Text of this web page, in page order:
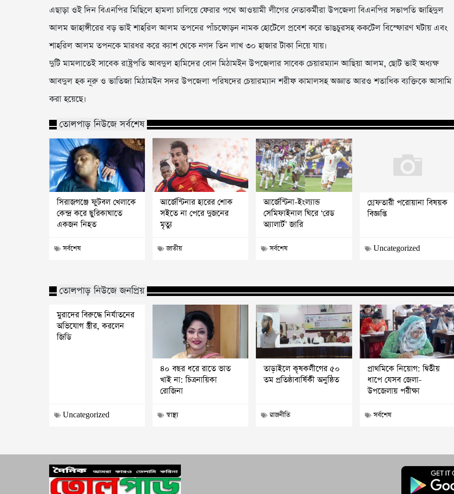
এছাড়া ওই দিন বিএনপির মিছিলে হামলা চালিয়ে ফেরার পথে আওয়ামী লীগের নেতাকর্মীরা উপজেলা বিএনপির সভাপতি জাহিদুল
আলম জাহাঙ্গীরের বড় ভাই শাহরিল আলম তপনের পাঁচফোড়ন নামক হোটেলে প্রবেশ করে ভাঙচুরসহ ককটেল বিস্ফোরণ ঘটায় এবং
শাহরিল আলম তপনকে মারধর করে ক্যাশ থেকে নগদ তিন লাখ ৩০ হাজার টাকা নিয়ে যায়।
দুটি মামলাতেই সাবেক রাষ্ট্রপতি আবদুল হামিদের বোন মিঠামইন উপজেলার সাবেক চেয়ারম্যান আছিয়া আলম, ছোট ভাই অধ্যক্ষ
আবদুল হক নূরু ও ভাতিজা মিঠামইন সদর উপজেলা পরিষদের চেয়ারম্যান শরীফ কামালসহ অজ্ঞাত আরও শতাধিক ব্যক্তিকে আসামি
করা হয়েছে।
তোলপাড় নিউজে সর্বশেষ
সিরাজগঞ্জে ফুটবল খেলাকে
কেন্দ্র করে ছুরিকাঘাতে
একজন নিহত
সর্বশেষ
আর্জেন্টিনার হারের শোক
সইতে না পেরে দুজনের
মৃত্যু
জাতীয়
আর্জেন্টিনা-ইংল্যান্ড
সেমিফাইনাল ঘিরে ‘রেড
অ্যালার্ট’ জারি
সর্বশেষ
গ্রেফতারী পরোয়ানা বিষয়ক
বিজ্ঞপ্তি
Uncategorized
তোলপাড় নিউজে জনপ্রিয়
মুরাদের বিরুদ্ধে নির্যাতনের
অভিযোগ স্ত্রীর, করলেন
জিডি
Uncategorized
৪০ বছর ধরে রাতে ভাত
খাই না: চিত্রনায়িকা
রোজিনা
স্বাস্থ্য
তাড়াইলে কৃষকলীগের ৫০
তম প্রতিষ্ঠাবার্ষিকী অনুষ্ঠিত
রাজনীতি
প্রাথমিকে নিয়োগ: দ্বিতীয়
ধাপে যেসব জেলা-
উপজেলায় পরীক্ষা
সর্বশেষ